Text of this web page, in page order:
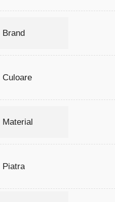
Brand
Culoare
Material
Piatra